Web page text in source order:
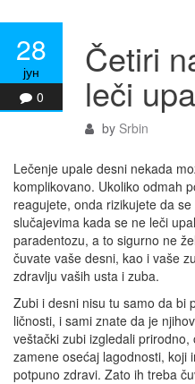
28
јун
0
Četiri
leči
by Srbin
Lečenje upale desni nekada
komplikovano. Ukoliko odmah
reagujete, onda rizikujete da
slučajevima kada se ne leči
paradentozu, a to sigurno ne
čuvate vaše desni, kao i vaše
zdravlju vaših usta i zuba.
Zubi i desni nisu tu samo da bi
ličnosti, i sami znate da je
veštački zubi izgledali
zamene osećaj lagodnosti, koji
potpuno zdravi. Zato ih treba